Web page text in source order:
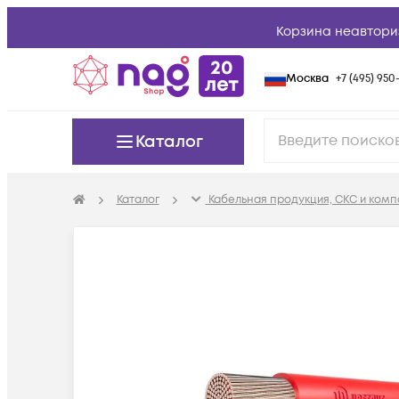
Корзина
Москва +7 (495) 950-
Каталог
Каталог Кабельная продукция, СКС и